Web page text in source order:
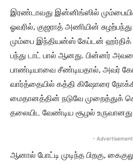
இரண்டாவது இன்னிங்ஸில்
ஓவரில், குஜராத் அணியின்
மும்பை இந்தியன்ஸ் கேப்டன் ஹர்திக்
பந்து டாட் பால் ஆனது. பின்னர்
பாண்டியாவை சீண்டியதால், அவர்
வார்த்தையில் கத்தி கிஷோரை
மைதானத்தின் நடுவே முறைத்துக்
தலையிட வேண்டிய சூழல்
-
ஆனால் போட்டி முடிந்த பிறகு,